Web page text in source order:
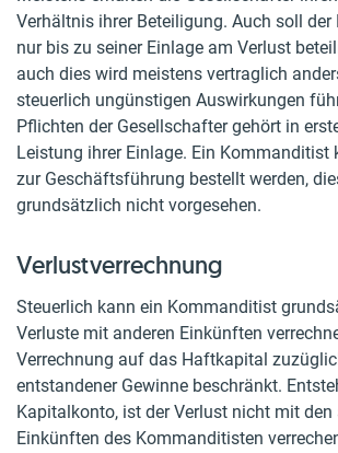
Verhältnis ihrer Beteiligung. Auch soll
nur bis zu seiner Einlage am Verlust
auch dies wird meistens vertraglich
steuerlich ungünstigen Auswirkungen
Pflichten der Gesellschafter gehört in
Leistung ihrer Einlage. Ein Kommanditist
zur Geschäftsführung bestellt werden,
grundsätzlich nicht vorgesehen.
Verlustverrechnung
Steuerlich kann ein Kommanditist
Verluste mit anderen Einkünften
Verrechnung auf das Haftkapital
entstandener Gewinne beschränkt.
Kapitalkonto, ist der Verlust nicht mit den
Einkünften des Kommanditisten